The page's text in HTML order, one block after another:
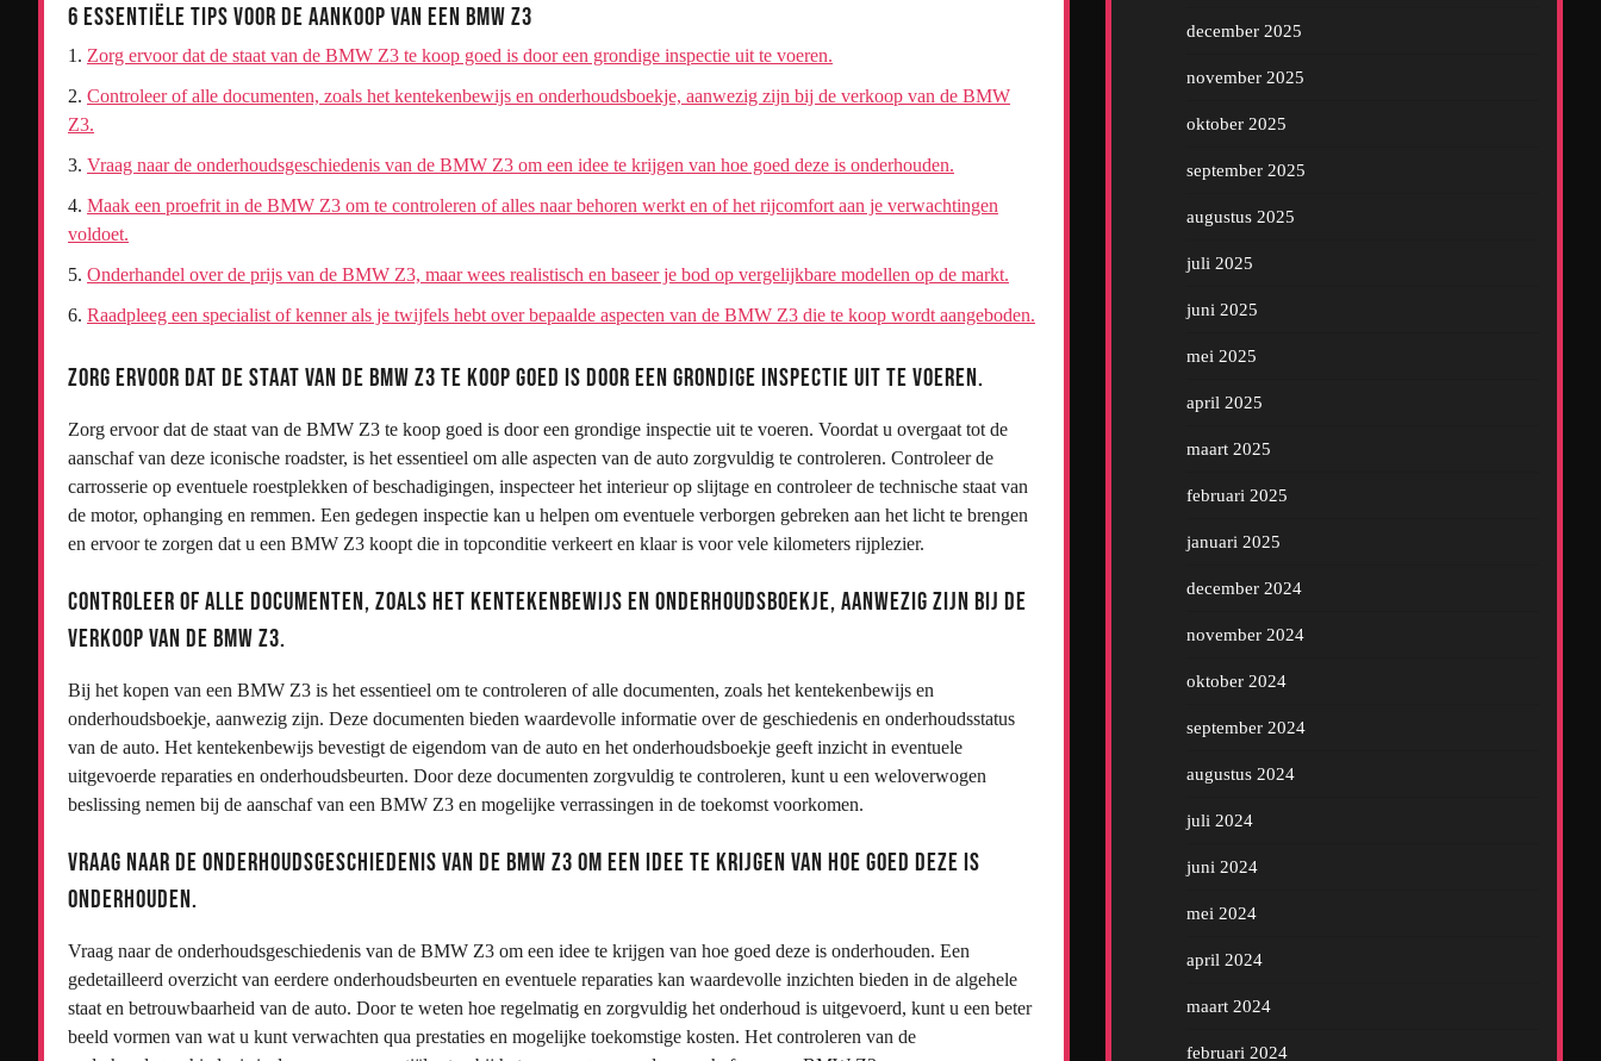
6 Essentiële Tips voor de Aankoop van een BMW Z3
Zorg ervoor dat de staat van de BMW Z3 te koop goed is door een grondige inspectie uit te voeren.
Controleer of alle documenten, zoals het kentekenbewijs en onderhoudsboekje, aanwezig zijn bij de verkoop van de BMW
Z3.
Vraag naar de onderhoudsgeschiedenis van de BMW Z3 om een idee te krijgen van hoe goed deze is onderhouden.
Maak een proefrit in de BMW Z3 om te controleren of alles naar behoren werkt en of het rijcomfort aan je verwachtingen
voldoet.
Onderhandel over de prijs van de BMW Z3, maar wees realistisch en baseer je bod op vergelijkbare modellen op de markt.
Raadpleeg een specialist of kenner als je twijfels hebt over bepaalde aspecten van de BMW Z3 die te koop wordt aangeboden.
Zorg ervoor dat de staat van de BMW Z3 te koop goed is door een grondige inspectie uit te voeren.
Zorg ervoor dat de staat van de BMW Z3 te koop goed is door een grondige inspectie uit te voeren. Voordat u overgaat tot de
aanschaf van deze iconische roadster, is het essentieel om alle aspecten van de auto zorgvuldig te controleren. Controleer de
carrosserie op eventuele roestplekken of beschadigingen, inspecteer het interieur op slijtage en controleer de technische staat van
de motor, ophanging en remmen. Een gedegen inspectie kan u helpen om eventuele verborgen gebreken aan het licht te brengen
en ervoor te zorgen dat u een BMW Z3 koopt die in topconditie verkeert en klaar is voor vele kilometers rijplezier.
Controleer of alle documenten, zoals het kentekenbewijs en onderhoudsboekje, aanwezig zijn bij de
verkoop van de BMW Z3.
Bij het kopen van een BMW Z3 is het essentieel om te controleren of alle documenten, zoals het kentekenbewijs en
onderhoudsboekje, aanwezig zijn. Deze documenten bieden waardevolle informatie over de geschiedenis en onderhoudsstatus
van de auto. Het kentekenbewijs bevestigt de eigendom van de auto en het onderhoudsboekje geeft inzicht in eventuele
uitgevoerde reparaties en onderhoudsbeurten. Door deze documenten zorgvuldig te controleren, kunt u een weloverwogen
beslissing nemen bij de aanschaf van een BMW Z3 en mogelijke verrassingen in de toekomst voorkomen.
Vraag naar de onderhoudsgeschiedenis van de BMW Z3 om een idee te krijgen van hoe goed deze is
onderhouden.
Vraag naar de onderhoudsgeschiedenis van de BMW Z3 om een idee te krijgen van hoe goed deze is onderhouden. Een
gedetailleerd overzicht van eerdere onderhoudsbeurten en eventuele reparaties kan waardevolle inzichten bieden in de algehele
staat en betrouwbaarheid van de auto. Door te weten hoe regelmatig en zorgvuldig het onderhoud is uitgevoerd, kunt u een beter
beeld vormen van wat u kunt verwachten qua prestaties en mogelijke toekomstige kosten. Het controleren van de
december 2025
november 2025
oktober 2025
september 2025
augustus 2025
juli 2025
juni 2025
mei 2025
april 2025
maart 2025
februari 2025
januari 2025
december 2024
november 2024
oktober 2024
september 2024
augustus 2024
juli 2024
juni 2024
mei 2024
april 2024
maart 2024
februari 2024